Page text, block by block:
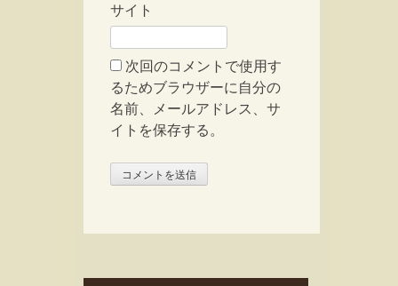
サイト
次回のコメントで使用す
るためブラウザーに自分の
名前、メールアドレス、サ
イトを保存する。